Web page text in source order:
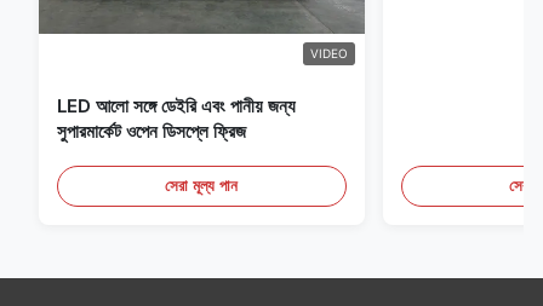
VIDEO
LED আলো সঙ্গে ডেইরি এবং পানীয় জন্য
সুপারমার্কেট ওপেন ডিসপ্লে ফ্রিজ
সেরা মূল্য পান সেরা